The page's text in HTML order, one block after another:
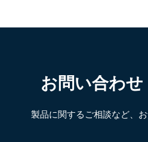
お問い合わせ
製品に関するご相談など、